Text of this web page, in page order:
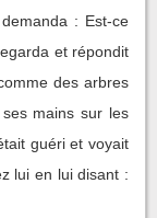
: Est-ce
et répondit
des arbres
mains sur les
guéri et voyait
lui en lui disant :